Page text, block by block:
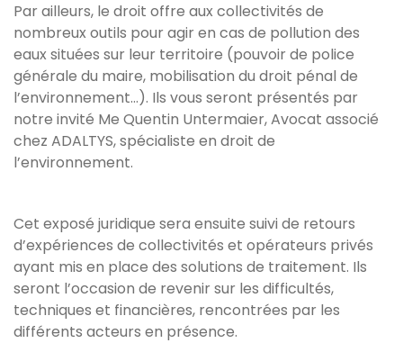
Par ailleurs, le droit offre aux collectivités de
nombreux outils pour agir en cas de pollution des
eaux situées sur leur territoire (pouvoir de police
générale du maire, mobilisation du droit pénal de
l’environnement…). Ils vous seront présentés par
notre invité Me Quentin Untermaier, Avocat associé
chez ADALTYS, spécialiste en droit de
l’environnement.
Cet exposé juridique sera ensuite suivi de retours
d’expériences de collectivités et opérateurs privés
ayant mis en place des solutions de traitement. Ils
seront l’occasion de revenir sur les difficultés,
techniques et financières, rencontrées par les
différents acteurs en présence.